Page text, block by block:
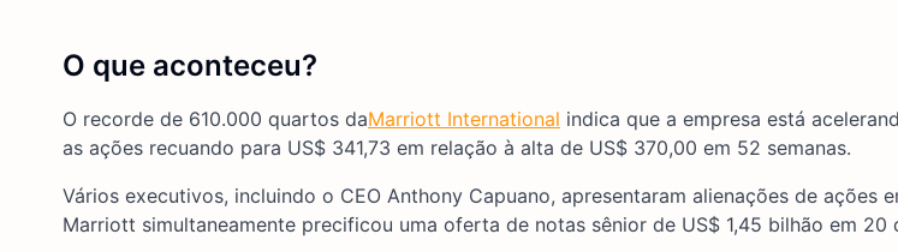
O que aconteceu?
O recorde de 610.000 quartos daMarriott International indica que a empresa está
as ações recuando para US$ 341,73 em relação à alta de US$ 370,00 em 52 semanas.
Vários executivos, incluindo o CEO Anthony Capuano, apresentaram alienações de ações
Marriott simultaneamente precificou uma oferta de notas sênior de US$ 1,45 bilhão em 20